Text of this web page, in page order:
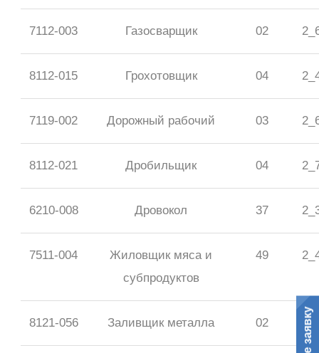
7112-003 Газосварщик 02
8112-015 Грохотовщик 04
7119-002 Дорожный рабочий 03
8112-021 Дробильщик 04
6210-008 Дровокол 37
7511-004
Жиловщик мяса и
субпродуктов
49
8121-056 Заливщик металла 02